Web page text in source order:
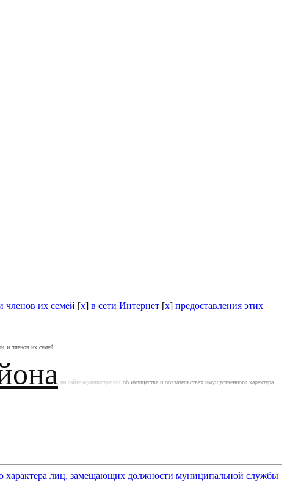
членов их семей [x] в сети Интернет [x] предоставления этих
и членов их семей
на сайте администрации об имуществе и обязательствах имущественного характера
характера лиц, замещающих должности муниципальной службы